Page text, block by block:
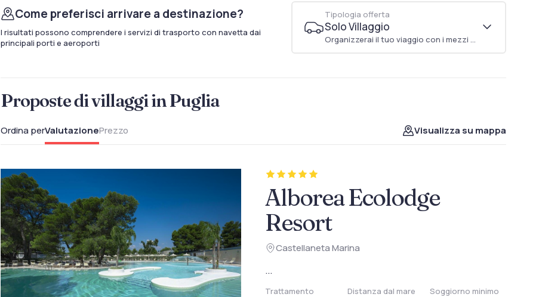
Come preferisci arrivare a destinazione?
I risultati possono comprendere i servizi di trasporto con navetta dai
principali porti e aeroporti
Tipologia offerta
Solo Villaggio
Organizzerai il tuo viaggio con i mezzi di trasporto che preferisci
Proposte di villaggi in Puglia
Ordina perValutazionePrezzo Visualizza su mappa
Alborea Ecolodge
Resort
Castellaneta Marina
...
Trattamento
Distanza dal mare
Soggiorno minimo